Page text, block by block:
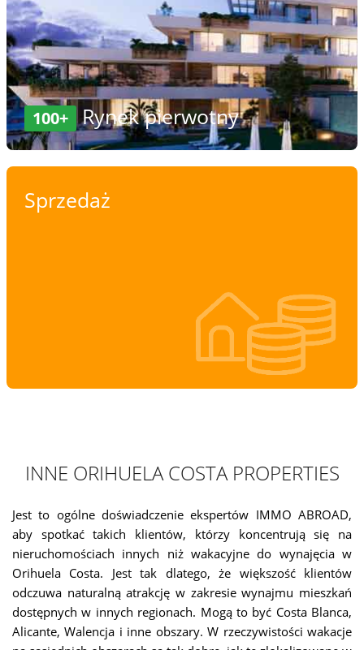
100+ Rynek pierwotny
Sprzedaż
INNE ORIHUELA COSTA PROPERTIES
Jest to ogólne doświadczenie ekspertów IMMO ABROAD,
aby spotkać takich klientów, którzy koncentrują się na
nieruchomościach innych niż wakacyjne do wynajęcia w
Orihuela Costa. Jest tak dlatego, że większość klientów
odczuwa naturalną atrakcję w zakresie wynajmu mieszkań
dostępnych w innych regionach. Mogą to być Costa Blanca,
Alicante, Walencja i inne obszary. W rzeczywistości wakacje